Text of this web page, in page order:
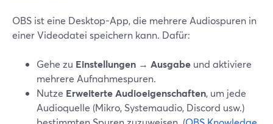
OBS ist eine Desktop-App, die mehrere Audiospuren in
einer Videodatei speichern kann. Dafür:
Gehe zu Einstellungen → Ausgabe und aktiviere
mehrere Aufnahmespuren.
Nutze Erweiterte Audioeigenschaften, um jede
Audioquelle (Mikro, Systemaudio, Discord usw.)